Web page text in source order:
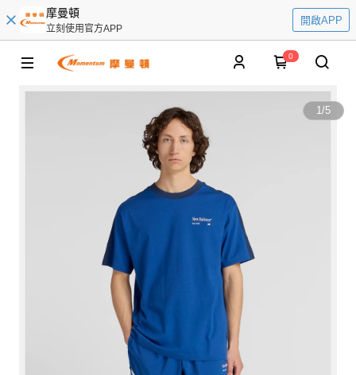
摩曼頓
立刻使用官方APP
開啟APP
0
1/5